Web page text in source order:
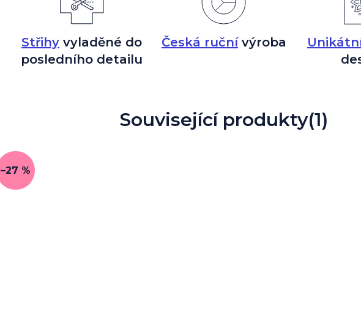
Střihy vyladěné do
posledního detailu
Česká ručnívýroba
Související produkty(1)
–27 %